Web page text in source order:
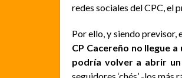
redes sociales del CPC, el
Por ello, y siendo previsor,
CP Cacereño no llegue
podría volver a abrir